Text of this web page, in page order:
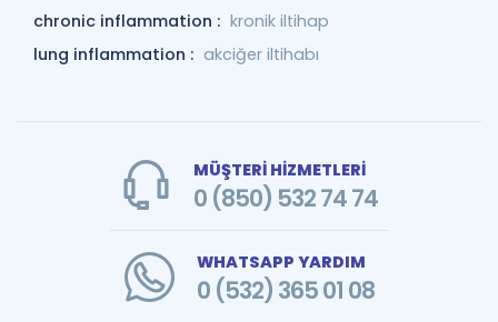
chronic inflammation : kronik iltihap
lung inflammation : akciğer iltihabı
MÜŞTERİ HİZMETLERİ
0 (850) 532 74 74
WHATSAPP YARDIM
0 (532) 365 01 08